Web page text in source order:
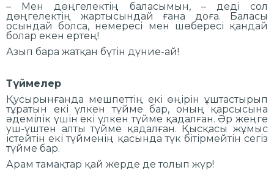
– Мен дөңгелектің баласымын, – деді сол
дөңгелектің жартысындай ғана доға. Баласы
осындай болса, немересі мен шөбересі қандай
болар екен ертең!
Азып бара жатқан бүтін дүние-ай!
Түймелер
Қусырынғанда мешпеттің екі өңірін ұштастырып
тұратын екі үлкен түйме бар, оның қарсысына
әдемілік үшін екі үлкен түйме қадалған. Әр жеңге
үш-үштен алты түйме қадалған. Қысқасы жұмыс
істейтін екі түйменің қасында түк бітірмейтін сегіз
түйме бар.
Арам тамақтар қай жерде де толып жүр!